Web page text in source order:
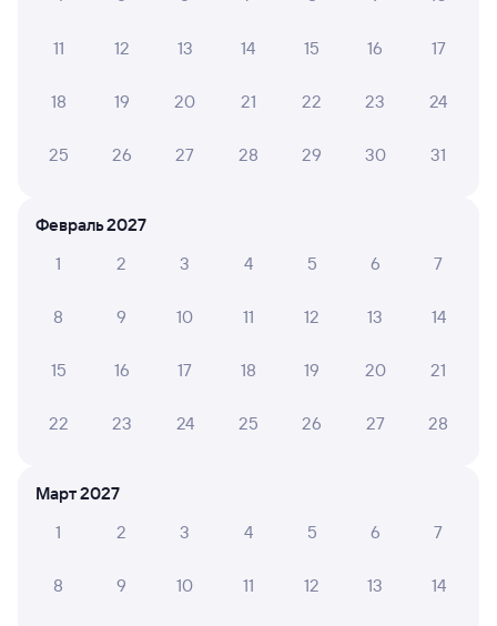
из Санкт-Петербурга-Главн.
Бологое
Дни следования ближайшие: 8, 10, 12 августа Маршрут
от1 ⁠749 ⁠₽
Выберите дату
Даже если сейчас нет мест
Искать билеты
Отели в Бологое
Путешественникам нравятся эти варианты
11 12 13 14 15 16 17
18 19 20 21 22 23 24
25 26 27 28 29 30 31
Февраль 2027
1
2 3 4 5 6 7
8 9 10 11 12 13 14
15 16 17 18 19 20 21
22 23 24 25 26 27 28
Март 2027
1
2 3 4 5 6 7
8 9 10 11 12 13 14